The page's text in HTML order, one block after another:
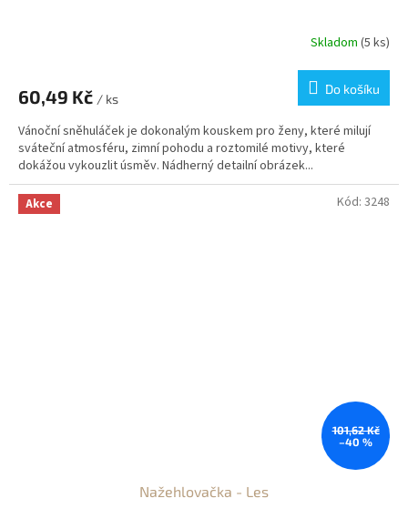
Skladom (5 ks)
60,49 Kč / ks
Do košíku
Vánoční sněhuláček je dokonalým kouskem pro ženy, které milují
sváteční atmosféru, zimní pohodu a roztomilé motivy, které
dokážou vykouzlit úsměv. Nádherný detailní obrázek...
Akce
101,62 Kč
–40 %
Nažehlovačka - Les
Kód: 3248